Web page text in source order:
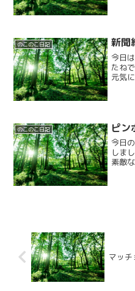
のこのこ日記 新聞
今日
たね
元気
のこのこ日記 ピン
今日
しま
素敵
マッチ